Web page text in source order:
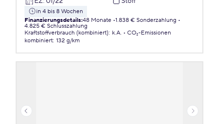
in 4 bis 8 Wochen
Finanzierungsdetails:48 Monate 1.838 € Sonderzahlung
4.825 € Schlusszahlung
Kraftstoffverbrauch (kombiniert): k.A.
CO₂-Emissionen
kombiniert: 132 g/km